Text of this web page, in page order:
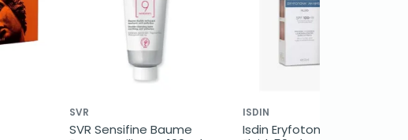
SVR
SVR Sensifine Baume
ISDIN
Isdin Eryfotona AK-NMSC